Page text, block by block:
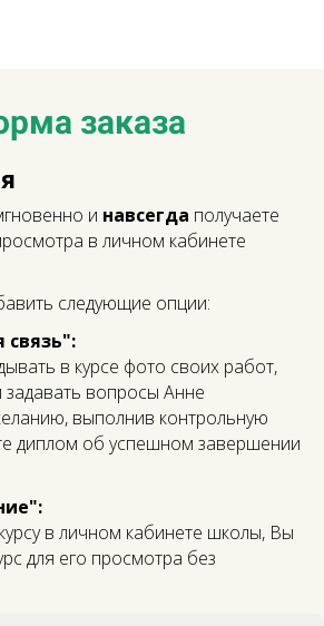
заказа
и навсегда получаете
в личном кабинете
следующие опции:
связь":
в курсе фото своих работ,
вопросы Анне
выполнив контрольную
диплом об успешном завершении
в личном кабинете школы, Вы
для его просмотра без